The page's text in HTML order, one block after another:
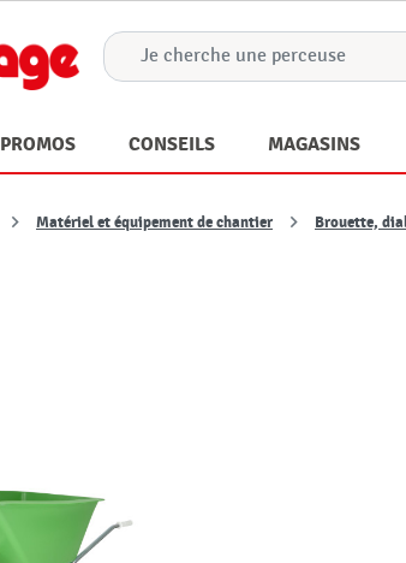
PROMOS CONSEILS MAGASINS
Matériel et équipement de chantier Brouette,